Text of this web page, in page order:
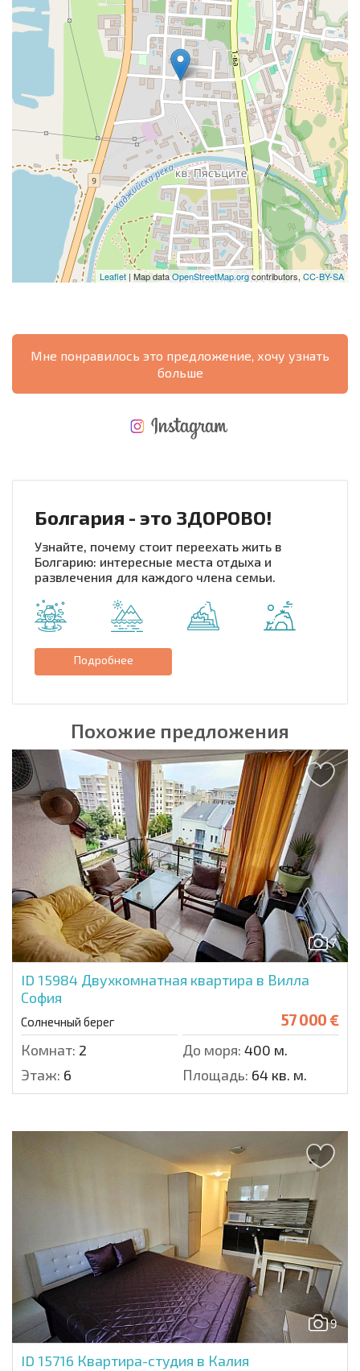
Leaflet| Map dataOpenStreetMap.orgcontributors,CC-BY-SA
Мне понравилось это предложение, хочу узнать
больше
Болгария - это ЗДОРОВО!
Узнайте, почему стоит переехать жить в
Болгарию: интересные места отдыха и
развлечения для каждого члена семьи.
Подробнее
Похожие предложения
7
ID 15984 Двухкомнатная квартира в Вилла
София
Солнечный берег 57 000 €
Комнат: 2 До моря: 400 м.
Этаж: 6 Площадь: 64 кв. м.
9
ID 15716 Квартира-студия в Калия